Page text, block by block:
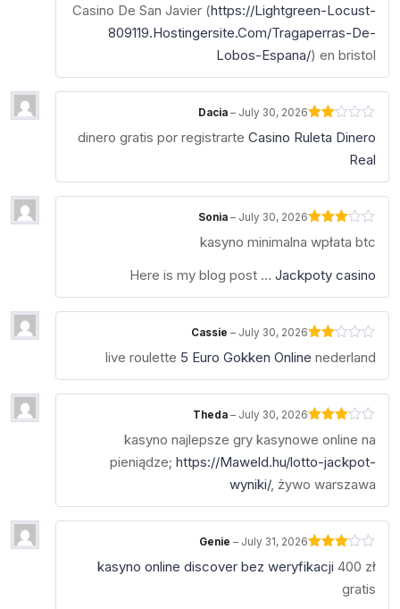
1
of
5
Casino De San Javier (https://Lightgreen-Locust-
809119.Hostingersite.Com/Tragaperras-De-
Lobos-Espana/) en bristol
2
Dacia– July 30, 2026
dinero gratis por registrarte Casino Ruleta Dinero
Real
3out
Sonia– July 30, 2026
kasyno minimalna wpłata btc
Here is my blog post … Jackpoty casino
2
Cassie– July 30, 2026
live roulette 5 Euro Gokken Online nederland
3out
of 5
Theda– July 30, 2026
kasyno najlepsze gry kasynowe online na
pieniądze; https://Maweld.hu/lotto-jackpot-
wyniki/, żywo warszawa
3out
Genie– July 31, 2026
kasyno online discover bez weryfikacji 400 zł
gratis